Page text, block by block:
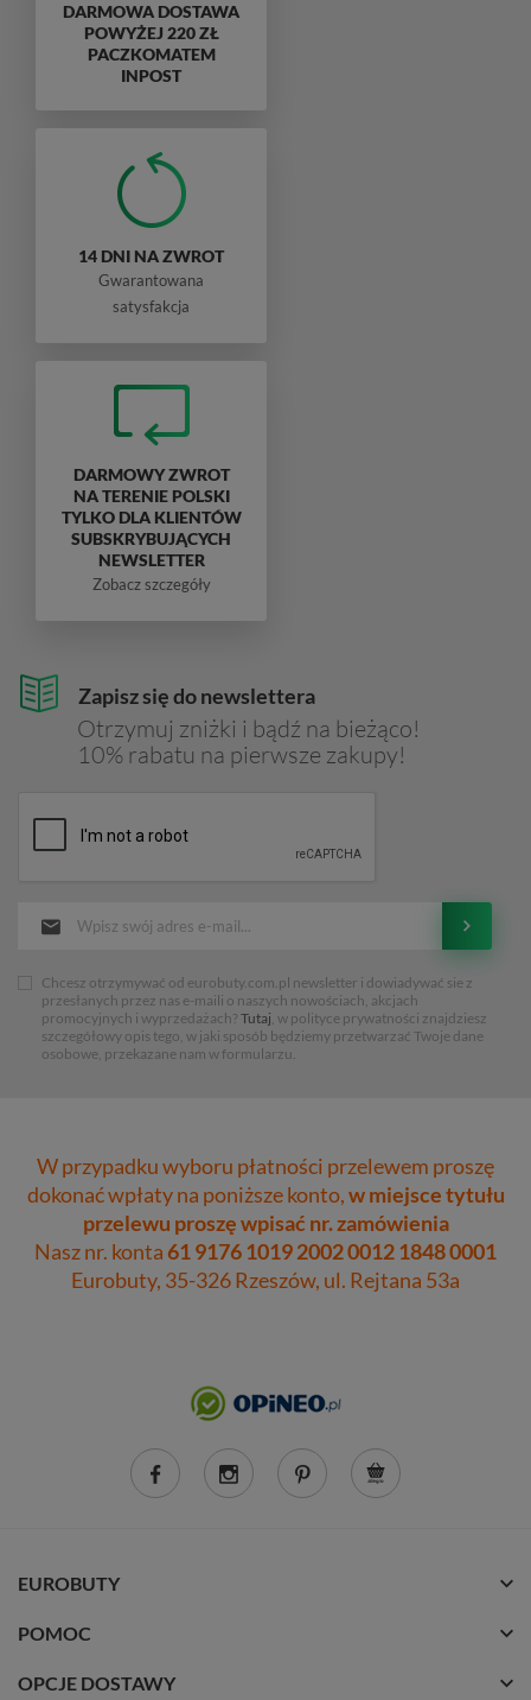
Zapisz się do newslettera
Otrzymuj zniżki i bądź na bieżąco!
10% rabatu na pierwsze zakupy!
Chcesz otrzymywać od eurobuty.com.pl newsletter i dowiadywać sie z
przesłanych przez nas e-maili o naszych nowościach, akcjach
promocyjnych i wyprzedażach? Tutaj, w polityce prywatności znajdziesz
szczegółowy opis tego, w jaki sposób będziemy przetwarzać Twoje dane
osobowe, przekazane nam w formularzu.
DARMOWA DOSTAWA
POWYŻEJ 220 ZŁ
PACZKOMATEM
INPOST
14 DNI NA ZWROT
Gwarantowana
satysfakcja
DARMOWY ZWROT
NA TERENIE POLSKI
TYLKO DLA KLIENTÓW
SUBSKRYBUJĄCYCH
NEWSLETTER
Zobacz szczegóły
W przypadku wyboru płatności przelewem proszę
dokonać wpłaty na poniższe konto,w miejsce tytułu
przelewu proszę wpisać nr. zamówienia
Nasz nr. konta61 9176 1019 2002 0012 1848 0001
Eurobuty, 35-326 Rzeszów, ul. Rejtana 53a
EUROBUTY
POMOC
OPCJE DOSTAWY